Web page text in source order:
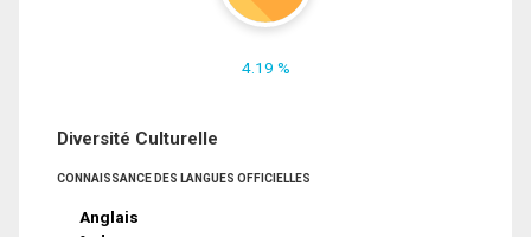
4.19 %
Diversité Culturelle
CONNAISSANCE DES LANGUES OFFICIELLES
Anglais